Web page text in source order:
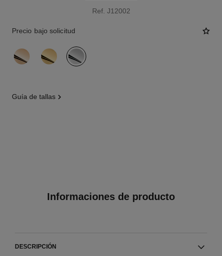
Ref. J12002
Precio bajo solicitud
variante (3)
guía de tallas
Informaciones de producto
DESCRIPCIÓN